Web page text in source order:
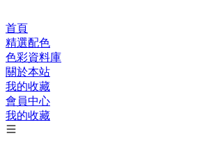
首頁
精選配色
色彩資料庫
關於本站
我的收藏
會員中心
我的收藏